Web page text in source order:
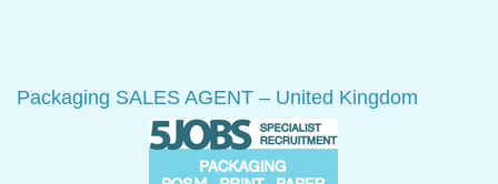
Packaging SALES AGENT – United Kingdom